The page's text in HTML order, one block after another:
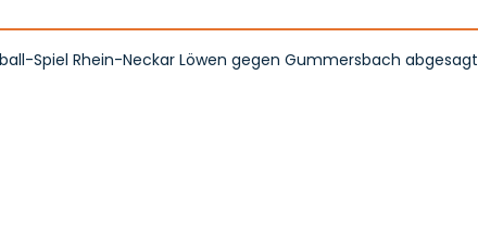
Spiel Rhein-Neckar Löwen gegen Gummersbach abgesagt